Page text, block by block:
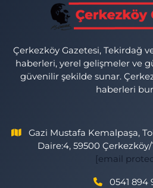
Çerkezköy Gazetesi, Tekirdağ
haberleri, yerel gelişmeler ve
güvenilir şekilde sunar.
haberleri
Gazi Mustafa Kemalpaşa,
Daire:4, 59500
[email
0541 894